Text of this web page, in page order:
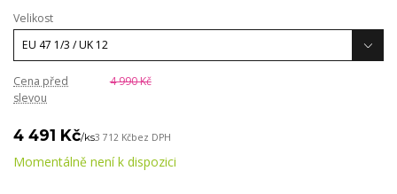
Velikost
Cena před
slevou
4 990 Kč
4 491 Kč/ks3 712 Kčbez DPH
Momentálně není k dispozici